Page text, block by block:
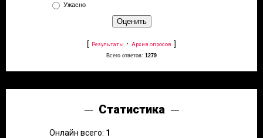
Ужасно
[ Результаты · Архив опросов ]
Всего ответов: 1279
Статистика
Онлайн всего: 1